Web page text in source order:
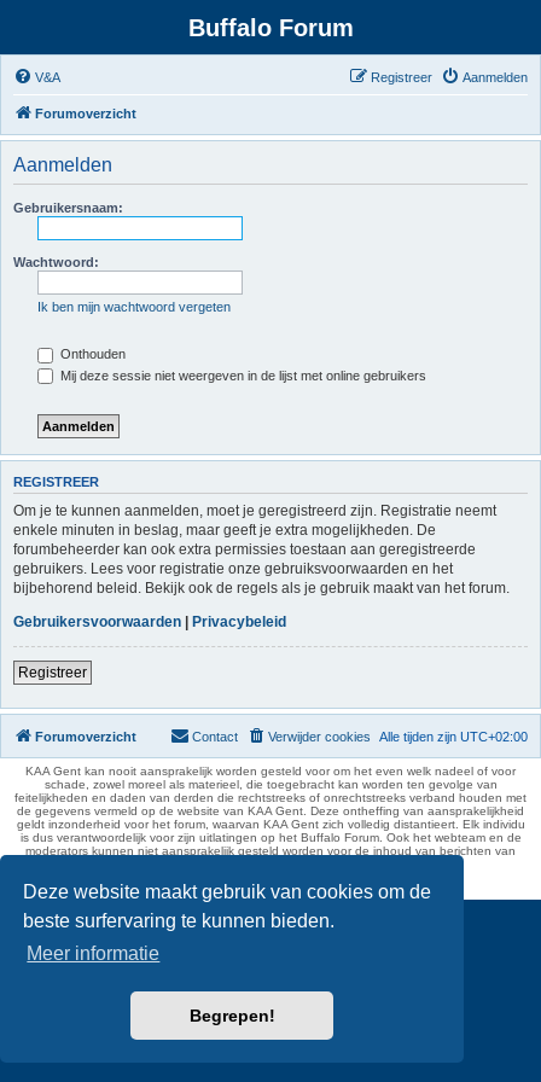
Deze website maakt gebruik van cookies om de
beste surfervaring te kunnen bieden.
Meer informatie
Begrepen!
Buffalo Forum
V&A Aanmelden
Registreer
Forumoverzicht
Aanmelden
Gebruikersnaam:
Wachtwoord:
Ik ben mijn wachtwoord vergeten
Onthouden
Mij deze sessie niet weergeven in de lijst met online gebruikers
REGISTREER
Om je te kunnen aanmelden, moet je geregistreerd zijn. Registratie neemt
enkele minuten in beslag, maar geeft je extra mogelijkheden. De
forumbeheerder kan ook extra permissies toestaan aan geregistreerde
gebruikers. Lees voor registratie onze gebruiksvoorwaarden en het
bijbehorend beleid. Bekijk ook de regels als je gebruik maakt van het forum.
Gebruikersvoorwaarden | Privacybeleid
Registreer
Forumoverzicht Alle tijden zijn UTC+02:00
Verwijder cookies
Contact
KAA Gent kan nooit aansprakelijk worden gesteld voor om het even welk nadeel of voor
schade, zowel moreel als materieel, die toegebracht kan worden ten gevolge van
feitelijkheden en daden van derden die rechtstreeks of onrechtstreeks verband houden met
de gegevens vermeld op de website van KAA Gent. Deze ontheffing van aansprakelijkheid
geldt inzonderheid voor het forum, waarvan KAA Gent zich volledig distantieert. Elk individu
is dus verantwoordelijk voor zijn uitlatingen op het Buffalo Forum. Ook het webteam en de
moderators kunnen niet aansprakelijk gesteld worden voor de inhoud van berichten van